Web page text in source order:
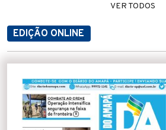
VER TODOS
EDIÇÃO ONLINE